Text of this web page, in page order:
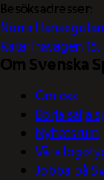
Besöksadresser:
Norra
Katarinavägen
Om Svenska
Om oss
Börja sälja
Nyhetsrum
Våra
Jobba på